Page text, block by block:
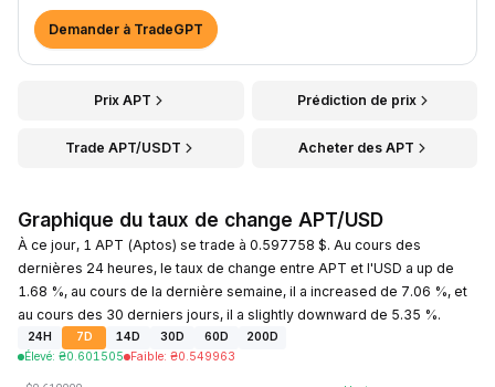
Demander à TradeGPT
Prix APT Prédiction de prix
Trade APT/USDT Acheter des APT
Graphique du taux de change APT/USD
À ce jour, 1 APT (Aptos) se trade à 0.597758 $. Au cours des
dernières 24 heures, le taux de change entre APT et l'USD a up de
1.68 %, au cours de la dernière semaine, il a increased de 7.06 %, et
au cours des 30 derniers jours, il a slightly downward de 5.35 %.
24H 7D 14D 30D 60D
200D
Élevé: ₴0.601505 Faible: ₴0.549963